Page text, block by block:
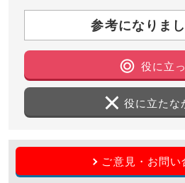
⑤ 記念配当、特別配当が含まれ
を記載してください。
⑥ いわゆる人的分割については
割」と「剰余金の配当」に該
さい。
参考になりま
役に立
役に立たな
ご意見・お問い